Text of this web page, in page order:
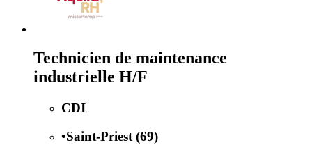
Technicien de maintenance
industrielle H/F
CDI
•Saint-Priest (69)